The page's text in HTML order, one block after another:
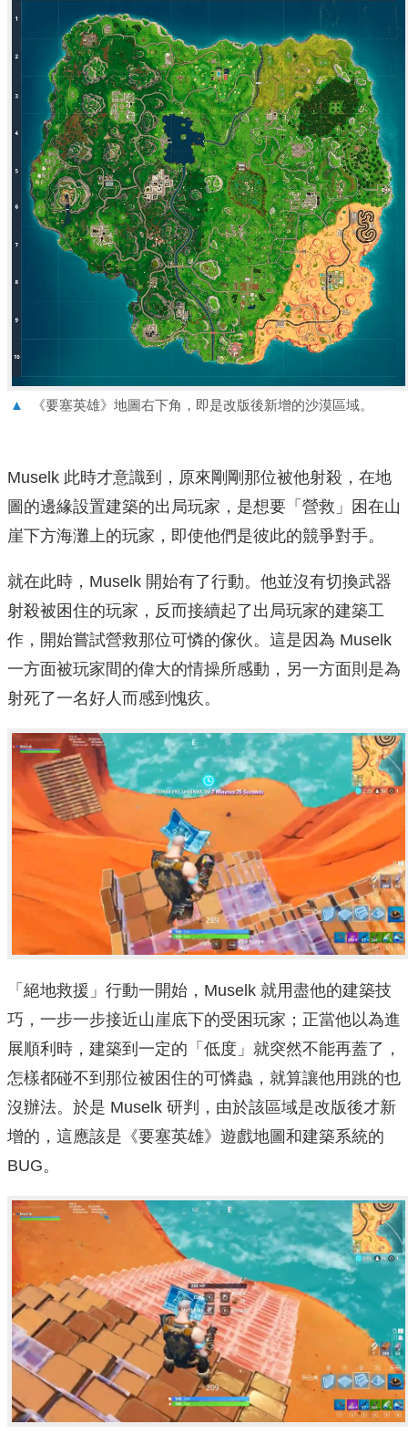
▲ 《要塞英雄》地圖右下角，即是改版後新增的沙漠區域。
Muselk 此時才意識到，原來剛剛那位被他射殺，在地
圖的邊緣設置建築的出局玩家，是想要「營救」困在山
崖下方海灘上的玩家，即使他們是彼此的競爭對手。
就在此時，Muselk 開始有了行動。他並沒有切換武器
射殺被困住的玩家，反而接續起了出局玩家的建築工
作，開始嘗試營救那位可憐的傢伙。這是因為 Muselk
一方面被玩家間的偉大的情操所感動，另一方面則是為
射死了一名好人而感到愧疚。
「絕地救援」行動一開始，Muselk 就用盡他的建築技
巧，一步一步接近山崖底下的受困玩家；正當他以為進
展順利時，建築到一定的「低度」就突然不能再蓋了，
怎樣都碰不到那位被困住的可憐蟲，就算讓他用跳的也
沒辦法。於是 Muselk 研判，由於該區域是改版後才新
增的，這應該是《要塞英雄》遊戲地圖和建築系統的
BUG。